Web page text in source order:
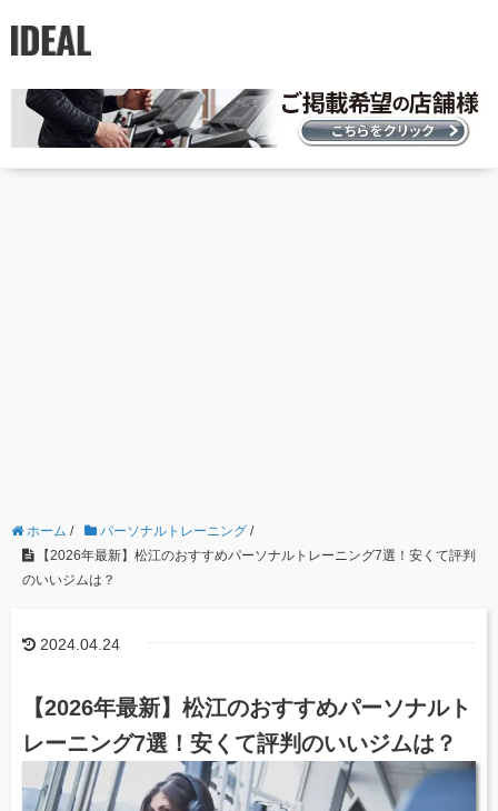
ホーム / パーソナルトレーニング /
【2026年最新】松江のおすすめパーソナルトレーニング7選！安くて評判
のいいジムは？
2024.04.24
【2026年最新】松江のおすすめパーソナルト
レーニング7選！安くて評判のいいジムは？